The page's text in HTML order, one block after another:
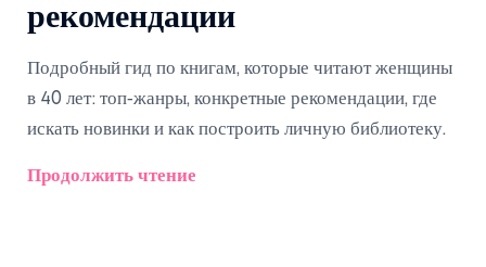
рекомендации
Подробный гид по книгам, которые читают женщины
в 40 лет: топ‑жанры, конкретные рекомендации, где
искать новинки и как построить личную библиотеку.
Продолжить чтение